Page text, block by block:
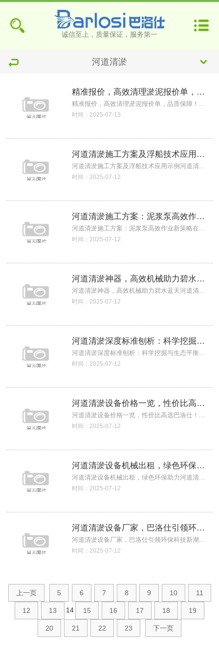
诚信至上，质量保证，服务第一
河道清淤
精准报价，高效清理淤泥报价单，品质保障！
精准报价，高效清理淤泥报价单，品质保障！...
时间：2025-07-13
河道清淤施工方案及浮船技术应用示例
河道清淤施工方案及浮船技术应用示例河道清...
时间：2025-07-12
河道清淤施工方案：泥浆泵高效作业新策略
河道清淤施工方案：泥浆泵高效作业新策略在...
时间：2025-07-12
河道清淤神器，高效机械助力碧水蓝天
河道清淤神器，高效机械助力碧水蓝天河道清...
时间：2025-07-12
河道清淤深度标准刨析：科学挖掘与生态平衡
河道清淤深度标准刨析：科学挖掘与生态平衡...
时间：2025-07-12
河道清淤设备价格一览，性价比高选巴洛仕！
河道清淤设备价格一览，性价比高选巴洛仕！...
时间：2025-07-12
河道清淤设备机械出租，绿色环保助力河道清
河道清淤设备机械出租，绿色环保助力河道清...
时间：2025-07-12
河道清淤设备厂家，巴洛仕引领环保科技新潮
河道清淤设备厂家，巴洛仕引领环保科技新潮...
时间：2025-07-12
上一页 5 6 7 8 9 10 11
12 13 14 15 16 17 18 19
20 21 22 23 下一页